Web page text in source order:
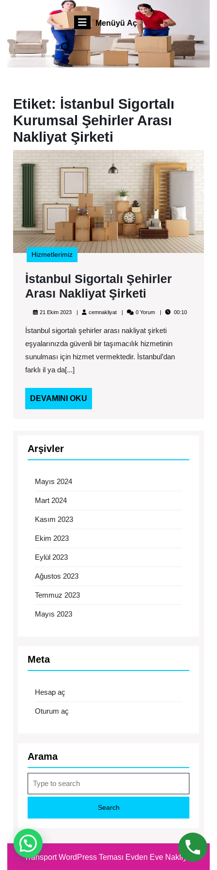
content
Profesyonel Sigortalı Taşımacılık
Menüyü AçMenüyü
Aç
Etiket: İstanbul Sigortalı
Kurumsal Şehirler Arası
Nakliyat Şirketi
Hizmetlerimiz
İstanbul Sigortalı Şehirler
Arası Nakliyat Şirketi
Sigortalı
Arası
Nakliyat
21 Ekim 202321
2023
cemnakliyatcemnakliyat0 Yorum 00:10
İstanbul sigortalı şehirler arası nakliyat şirketi
eşyalarınızda güvenli bir taşımacılık hizmetinin
sunulması için hizmet vermektedir. İstanbul’dan
farklı il ya da[...]
DEVAMINI OKU
OKU
Arşivler
Mayıs 2024
Mart 2024
Kasım 2023
Ekim 2023
Eylül 2023
Ağustos 2023
Temmuz 2023
Mayıs 2023
Meta
Hesap aç
Oturum aç
Arama
for:
Transport WordPress Teması Evden Eve Nakliyat